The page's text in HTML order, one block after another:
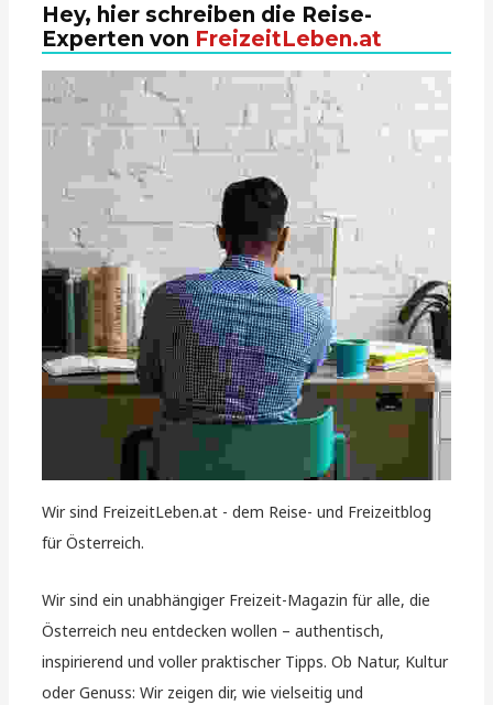
Hey, hier schreiben die Reise-
Experten von FreizeitLeben.at
Wir sind FreizeitLeben.at - dem Reise- und Freizeitblog
für Österreich.
Wir sind ein unabhängiger Freizeit-Magazin für alle, die
Österreich neu entdecken wollen – authentisch,
inspirierend und voller praktischer Tipps. Ob Natur, Kultur
oder Genuss: Wir zeigen dir, wie vielseitig und